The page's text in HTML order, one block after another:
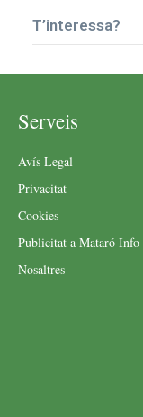
T’interessa?
Serveis
Avís Legal
Privacitat
Cookies
Publicitat a Mataró Info
Nosaltres